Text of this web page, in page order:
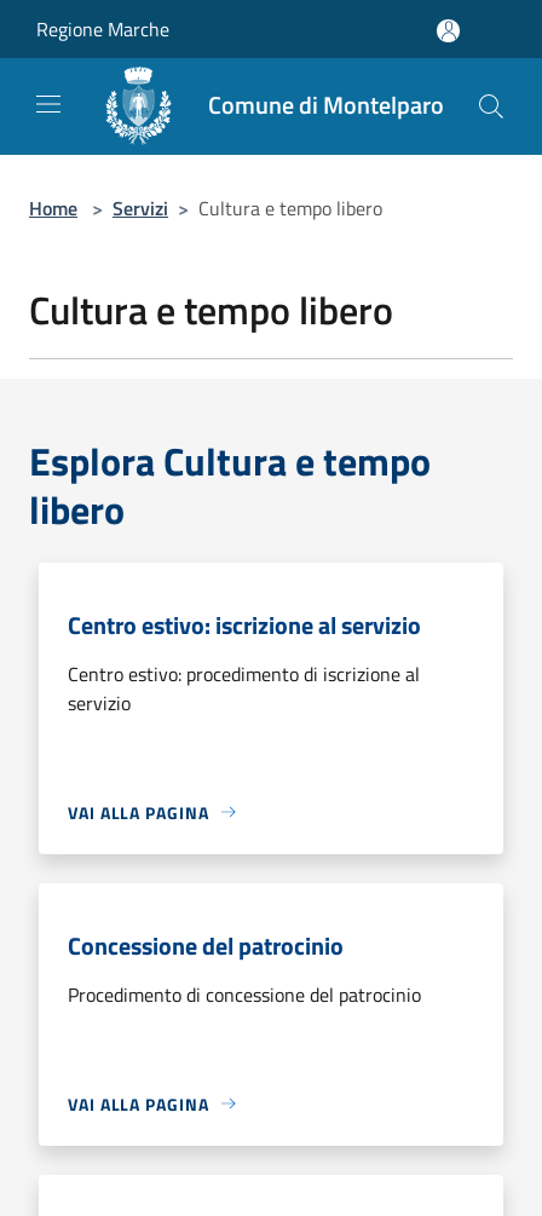
Regione Marche
Comune di Montelparo
Home > Servizi > Cultura e tempo libero
Cultura e tempo libero
Esplora Cultura e tempo
libero
Centro estivo: iscrizione al servizio
Centro estivo: procedimento di iscrizione al
servizio
VAI ALLA PAGINA
Concessione del patrocinio
Procedimento di concessione del patrocinio
VAI ALLA PAGINA